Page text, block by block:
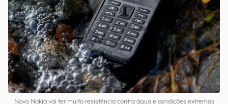
Novo Nokia vai ter muita resistência contra água e condições extremas